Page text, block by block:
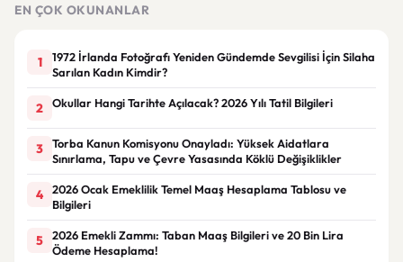
EN ÇOK OKUNANLAR
1
1972 İrlanda Fotoğrafı Yeniden Gündemde Sevgilisi İçin Silaha
Sarılan Kadın Kimdir?
2 Okullar Hangi Tarihte Açılacak? 2026 Yılı Tatil Bilgileri
3
Torba Kanun Komisyonu Onayladı: Yüksek Aidatlara
Sınırlama, Tapu ve Çevre Yasasında Köklü Değişiklikler
4
2026 Ocak Emeklilik Temel Maaş Hesaplama Tablosu ve
Bilgileri
5
2026 Emekli Zammı: Taban Maaş Bilgileri ve 20 Bin Lira
Ödeme Hesaplama!